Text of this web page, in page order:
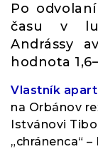
Po
času v
Andrássy
hodnota
Vlastník
na Orbánov
Istvánovi
„chránenca“